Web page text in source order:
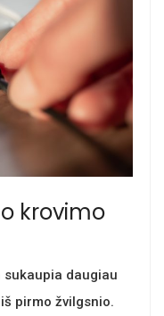
krovimo
daugiau
pirmo žvilgsnio.